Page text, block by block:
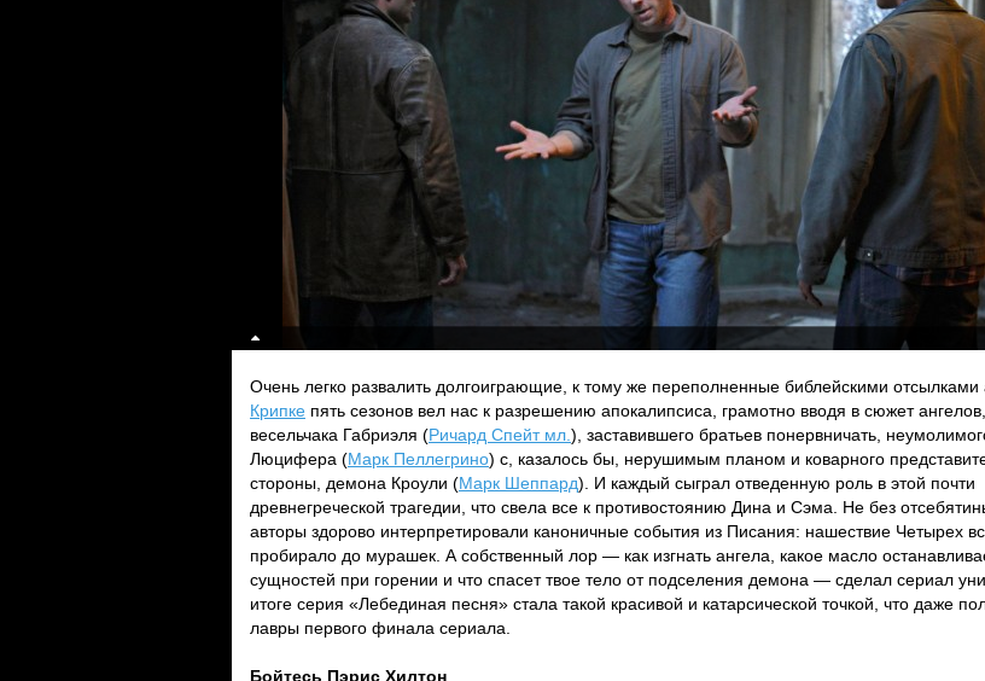
Очень легко развалить долгоиграющие, к тому же переполненные библейскими отсылками
Крипке пять сезонов вел нас к разрешению апокалипсиса, грамотно вводя в сюжет ангелов,
весельчака Габриэля (Ричард Спейт мл. ), заставившего братьев понервничать,
Люцифера (Марк Пеллегрино) с, казалось бы, нерушимым планом и коварного
стороны, демона Кроули (Марк Шеппард). И каждый сыграл отведенную роль в этой почти
древнегреческой трагедии, что свела все к противостоянию Дина и Сэма. Не без
авторы здорово интерпретировали каноничные события из Писания: нашествие Четырех
пробирало до мурашек. А собственный лор — как изгнать ангела, какое масло
сущностей при горении и что спасет твое тело от подселения демона — сделал сериал
итоге серия «Лебединая песня» стала такой красивой и катарсической точкой, что даже
лавры первого финала сериала.
Бойтесь Пэрис Хилтон